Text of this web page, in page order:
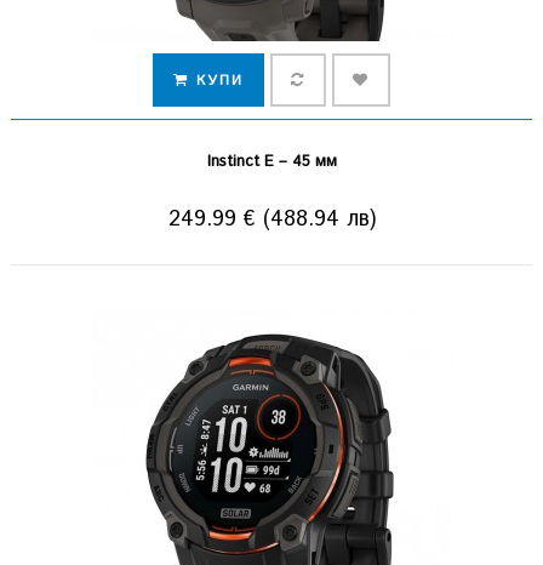
КУПИ
Instinct E – 45 мм
249.99 € (488.94 лв)